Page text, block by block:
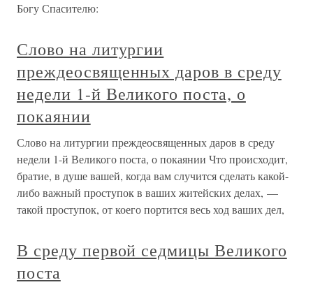
Богу Спасителю:
Слово на литургии
преждеосвященных даров в среду
недели 1-й Великого поста, о
покаянии
Слово на литургии преждеосвященных даров в среду
недели 1-й Великого поста, о покаянии Что происходит,
братие, в душе вашей, когда вам случится сделать какой-
либо важный проступок в ваших житейских делах, —
такой проступок, от коего портится весь ход ваших дел,
В среду первой седмицы Великого
поста